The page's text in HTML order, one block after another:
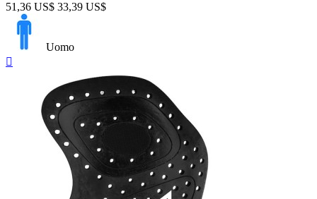
51,36 US$ 33,39 US$
Uomo
